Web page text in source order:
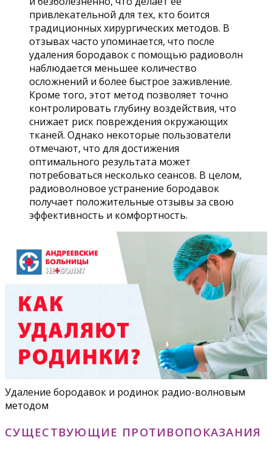
привлекательной для тех, кто боится
традиционных хирургических методов. В
отзывах часто упоминается, что после
удаления бородавок с помощью радиоволн
наблюдается меньшее количество
осложнений и более быстрое заживление.
Кроме того, этот метод позволяет точно
контролировать глубину воздействия, что
снижает риск повреждения окружающих
тканей. Однако некоторые пользователи
отмечают, что для достижения
оптимального результата может
потребоваться несколько сеансов. В целом,
радиоволновое устранение бородавок
получает положительные отзывы за свою
эффективность и комфортность.
Удаление бородавок и родинок радио-волновым
методом
СУЩЕСТВУЮЩИЕ ПРОТИВОПОКАЗАНИЯ